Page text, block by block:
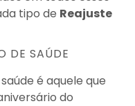
tipo de Reajuste
DE SAÚDE
é aquele que
do